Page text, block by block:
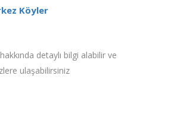
Köyler
detaylı bilgi alabilir ve
ulaşabilirsiniz